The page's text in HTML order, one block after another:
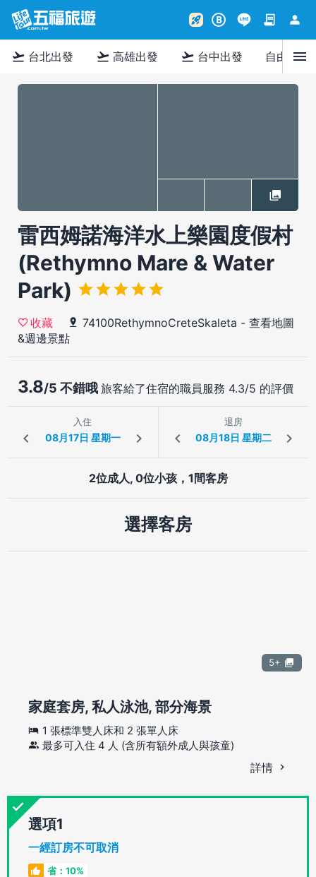
rocket_launch B contract person
flight_takeoff 台北出發 flight_takeoff 高雄出發 flight_takeoff 台中出發 自由行menu
雷西姆諾海洋水上樂園度假村
(Rethymno Mare & Water
Park)
收藏 74100RethymnoCreteSkaleta - 查看地圖
&週邊景點
3.8/5 不錯哦 旅客給了住宿的職員服務 4.3/5 的評價
入住 退房
2位成人, 0位小孩，1間客房
選擇客房
5+
家庭套房, 私人泳池, 部分海景
1 張標準雙人床和 2 張單人床
最多可入住 4 人 (含所有額外成人與孩童)
詳情
選項
一經訂房不可取消
省：10%